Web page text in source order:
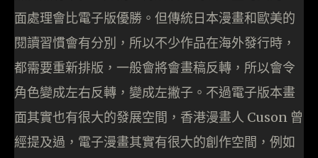
面處理會比電子版優勝。但傳統日本漫畫和歐美的
閱讀習慣會有分別，所以不少作品在海外發行時，
都需要重新排版，一般會將會畫稿反轉，所以會令
角色變成左右反轉，變成左撇子。不過電子版本畫
面其實也有很大的發展空間，香港漫畫人 Cuson 曾
經提及過，電子漫畫其實有很大的創作空間，例如